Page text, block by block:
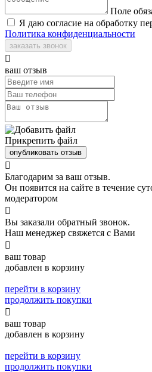
Поле
Я даю согласие на обработку
Политика конфиденциальности
заказать звонок

ваш отзыв
Прикрепить файл
опубликовать отзыв

Благодарим за ваш отзыв.
Он появится на сайте в течение
модератором

Вы заказали обратный звонок.
Наш менеджер свяжется с Вами

ваш товар
добавлен в корзину
перейти в корзину
продолжить покупки

ваш товар
добавлен в корзину
перейти в корзину
продолжить покупки